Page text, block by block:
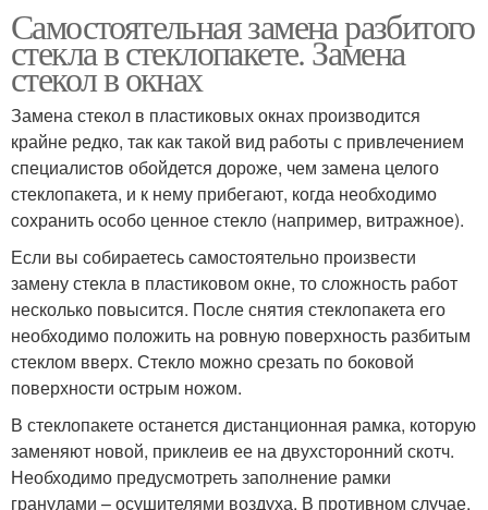
Самостоятельная замена разбитого
стекла в стеклопакете. Замена
стекол в окнах
Замена стекол в пластиковых окнах производится
крайне редко, так как такой вид работы с привлечением
специалистов обойдется дороже, чем замена целого
стеклопакета, и к нему прибегают, когда необходимо
сохранить особо ценное стекло (например, витражное).
Если вы собираетесь самостоятельно произвести
замену стекла в пластиковом окне, то сложность работ
несколько повысится. После снятия стеклопакета его
необходимо положить на ровную поверхность разбитым
стеклом вверх. Стекло можно срезать по боковой
поверхности острым ножом.
В стеклопакете останется дистанционная рамка, которую
заменяют новой, приклеив ее на двухсторонний скотч.
Необходимо предусмотреть заполнение рамки
гранулами – осушителями воздуха. В противном случае,